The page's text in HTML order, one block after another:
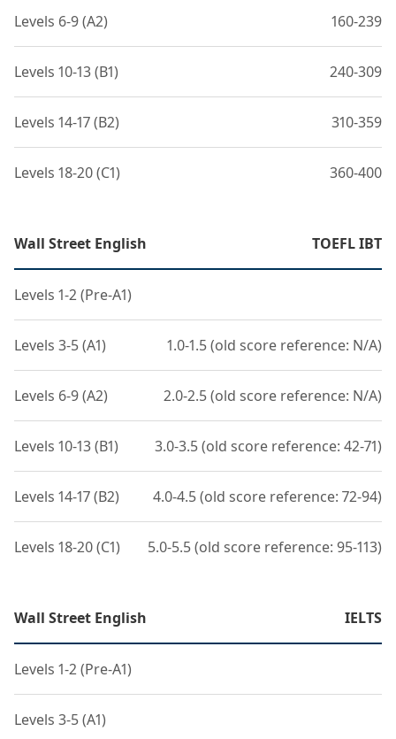
Levels 6-9 (A2) 160-239
Levels 10-13 (B1) 240-309
Levels 14-17 (B2) 310-359
Levels 18-20 (C1) 360-400
Wall Street English TOEFL IBT
Levels 1-2 (Pre-A1)
Levels 3-5 (A1) 1.0-1.5 (old score reference: N/A)
Levels 6-9 (A2) 2.0-2.5 (old score reference: N/A)
Levels 10-13 (B1) 3.0-3.5 (old score reference: 42-71)
Levels 14-17 (B2) 4.0-4.5 (old score reference: 72-94)
Levels 18-20 (C1) 5.0-5.5 (old score reference: 95-113)
Wall Street English IELTS
Levels 1-2 (Pre-A1)
Levels 3-5 (A1)